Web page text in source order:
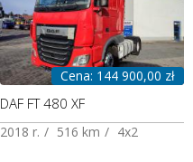
Cena: 144 900,00 zł
DAF FT 480 XF
2018 r. 516 km 4x2